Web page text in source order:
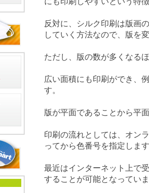
反対に、シルク印刷は版画
していく方法なので、版を
ただし、版の数が多くなる
広い面積にも印刷ができ、
す。
版が平面であることから平
印刷の流れとしては、オン
ってから色番号を指定しま
最近はインターネット上で
することが可能となってい